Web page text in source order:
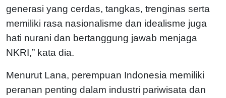
generasi yang cerdas, tangkas, trenginas serta
memiliki rasa nasionalisme dan idealisme juga
hati nurani dan bertanggung jawab menjaga
NKRI,” kata dia.
Menurut Lana, perempuan Indonesia memiliki
peranan penting dalam industri pariwisata dan